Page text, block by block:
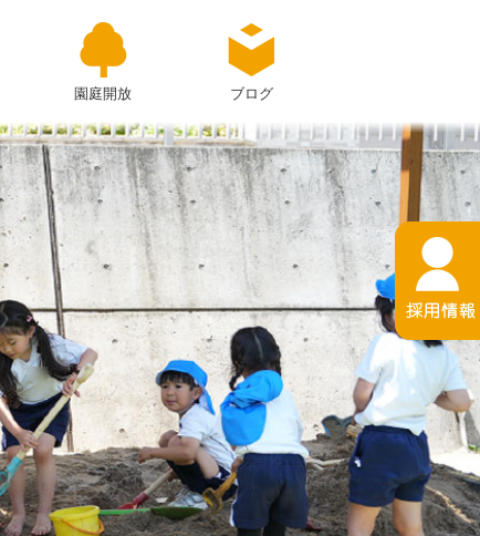
園庭開放 ブログ